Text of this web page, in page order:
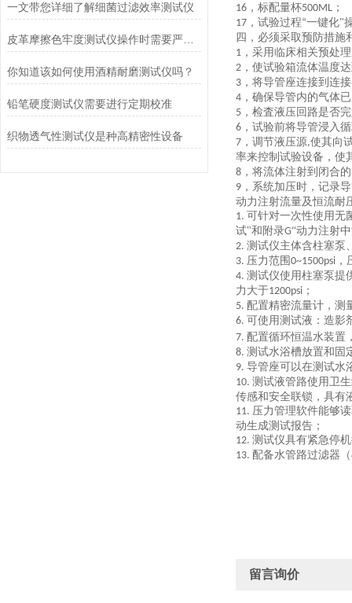
一文带您详细了解细菌过滤效率测试仪
皮革摩擦色牢度测试仪操作时需要严格遵循规程
你知道该如何使用酒精耐磨测试仪吗？
铅笔硬度测试仪需要进行定期校准
织物透气性测试仪是种高精密性设备
16 ，标配量杯500ML ；
17 ， 试验过程“一键化"
四， 必须采取预防措施
1 ， 采用临床相关预处
2 ， 使试验箱流体温度
3 ， 将导管座连接到连
4 ， 确保导管内的气体
5 ， 检査液压回路是否
6 ， 试验前将导管浸入
7 ， 调节液压源,使其向
率来控制试验设备，使
8 ， 将流体注射到闭合
9 ， 系统加压时，记录
动力注射流量及恒流耐
1. 可针对一次性使用无
试"和附录G“动力注射
2. 测试仪主体含柱塞泵
3. 压力范围 0~1500psi
4. 测试仪使用柱塞泵提
力大于1200psi ；
5. 配置精密流量计，测
6. 可使用测试液：造影
7. 配置循环恒温水装置
8. 测试水浴槽放置和固
9. 导管座可以在测试水
10. 测试液管路使用卫
传感和安全联锁，具有
11. 压力管理软件能够
动生成测试报告；
12. 测试仪具有紧急停
13. 配备水管路过滤器（
留言询价